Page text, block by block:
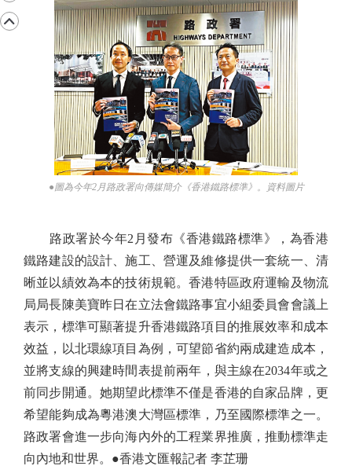
●圖為今年2月路政署向傳媒簡介《香港鐵路標準》。資料圖片
路政署於今年2月發布《香港鐵路標準》，為香港
鐵路建設的設計、施工、營運及維修提供一套統一、清
晰並以績效為本的技術規範。香港特區政府運輸及物流
局局長陳美寶昨日在立法會鐵路事宜小組委員會會議上
表示，標準可顯著提升香港鐵路項目的推展效率和成本
效益，以北環線項目為例，可望節省約兩成建造成本，
並將支線的興建時間表提前兩年，與主線在2034年或之
前同步開通。她期望此標準不僅是香港的自家品牌，更
希望能夠成為粵港澳大灣區標準，乃至國際標準之一。
路政署會進一步向海內外的工程業界推廣，推動標準走
向內地和世界。●香港文匯報記者 李芷珊